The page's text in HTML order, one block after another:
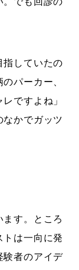
していたの
パーカー、
ですよね」
なかでガッツ
す。ところ
トは一向に発
験者のアイデ